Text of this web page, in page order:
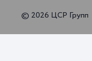
© 2026 ЦСР Групп